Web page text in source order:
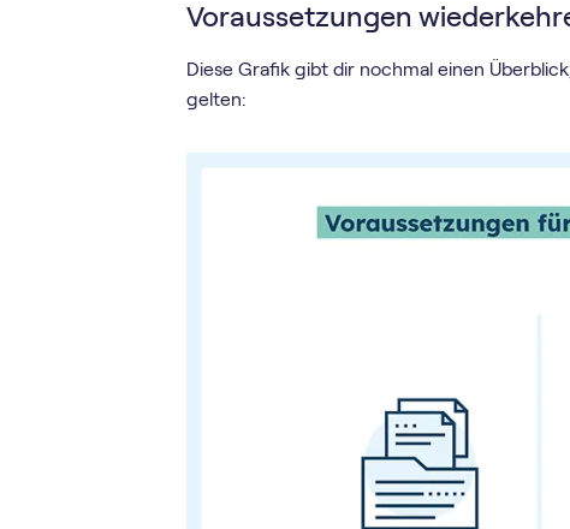
Voraussetzungen
Diese Grafik gibt dir nochmal einen
gelten: